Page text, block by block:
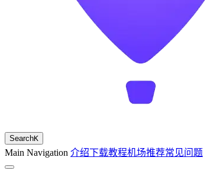
SearchK
Main Navigation 介绍下载教程机场推荐常见问题